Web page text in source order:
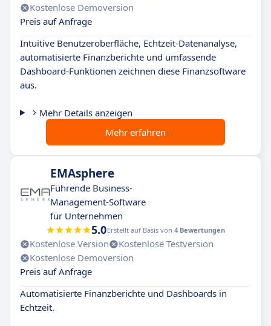
Kostenlose Demoversion
Preis auf Anfrage
Intuitive Benutzeroberfläche, Echtzeit-Datenanalyse,
automatisierte Finanzberichte und umfassende
Dashboard-Funktionen zeichnen diese Finanzsoftware
aus.
Mehr Details anzeigen
Mehr erfahren
EMAsphere
Führende Business-
Management-Software
für Unternehmen
5.0Erstellt auf Basis von 4 Bewertungen
Kostenlose Version
Kostenlose Testversion
Kostenlose Demoversion
Preis auf Anfrage
Automatisierte Finanzberichte und Dashboards in
Echtzeit.